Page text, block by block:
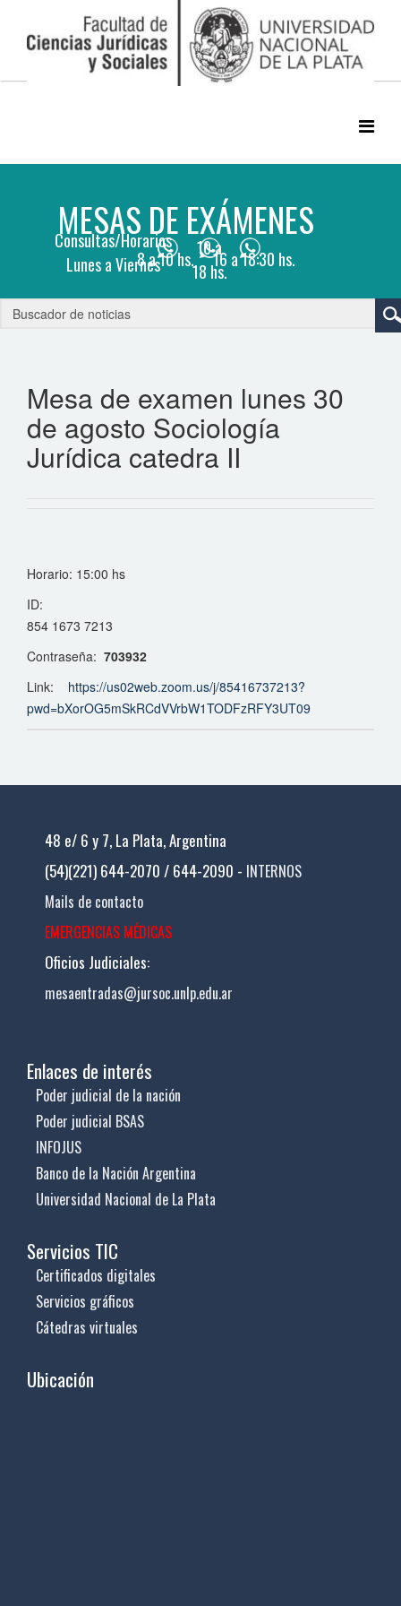
Mesa de examen lunes 30
de agosto Sociología
Jurídica catedra II
Horario: 15:00 hs
ID:
854 1673 7213
Contraseña: 703932
Link: https://us02web.zoom.us/j/85416737213?
pwd=bXorOG5mSkRCdVVrbW1TODFzRFY3UT09
48 e/ 6 y 7, La Plata, Argentina
(54)(221) 644-2070 / 644-2090 - INTERNOS
Mails de contacto
EMERGENCIAS MÉDICAS
Oficios Judiciales:
mesaentradas@jursoc.unlp.edu.ar
Enlaces de interés
Poder judicial de la nación
Poder judicial BSAS
INFOJUS
Banco de la Nación Argentina
Universidad Nacional de La Plata
Servicios TIC
Certificados digitales
Servicios gráficos
Cátedras virtuales
Ubicación